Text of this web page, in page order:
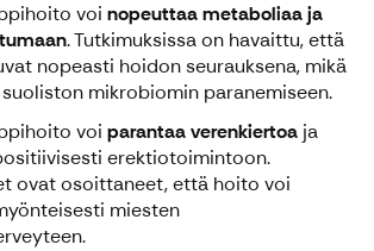
voi nopeuttaa metaboliaa ja
. Tutkimuksissa on havaittu, että
nopeasti hoidon seurauksena, mikä
mikrobiomin paranemiseen.
voi parantaa verenkiertoa ja
erektiotoimintoon.
ovat osoittaneet, että hoito voi
miesten